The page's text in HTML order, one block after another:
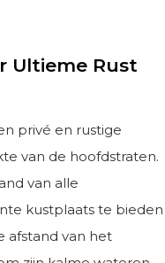
Ultieme Rust
privé en rustige
van de hoofdstraten.
van alle
kustplaats te bieden
afstand van het